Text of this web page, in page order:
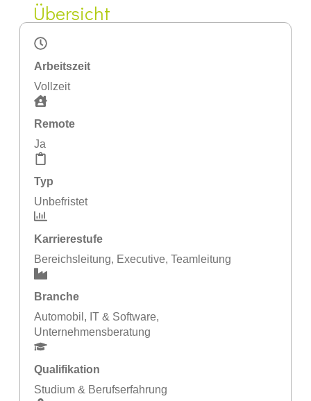
Übersicht
Arbeitszeit
Vollzeit
Remote
Ja
Typ
Unbefristet
Karrierestufe
Bereichsleitung, Executive, Teamleitung
Branche
Automobil , IT & Software,
Unternehmensberatung
Qualifikation
Studium & Berufserfahrung